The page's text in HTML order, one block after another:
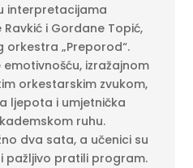
interpretacijama
i Gordane Topić,
„Preporod“.
izražajnom
orkestarskim zvukom,
ljepota i umjetnička
ruhu.
dva sata, a učenici su
pažljivo pratili program.